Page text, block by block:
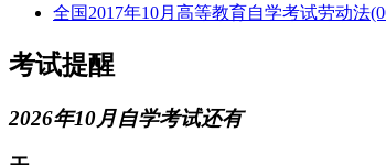
全国2017年10月高等教育自学考试劳动法
考试提醒
2026年10月自学考试还有